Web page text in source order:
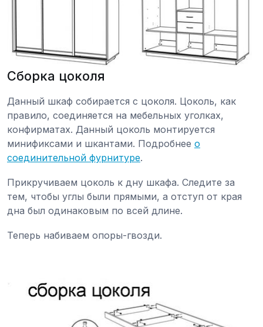
Сборка цоколя
Данный шкаф собирается с цоколя. Цоколь, как
правило, соединяется на мебельных уголках,
конфирматах. Данный цоколь монтируется
минификсами и шкантами. Подробнее о
соединительной фурнитуре.
Прикручиваем цоколь к дну шкафа. Следите за
тем, чтобы углы были прямыми, а отступ от края
дна был одинаковым по всей длине.
Теперь набиваем опоры-гвозди.